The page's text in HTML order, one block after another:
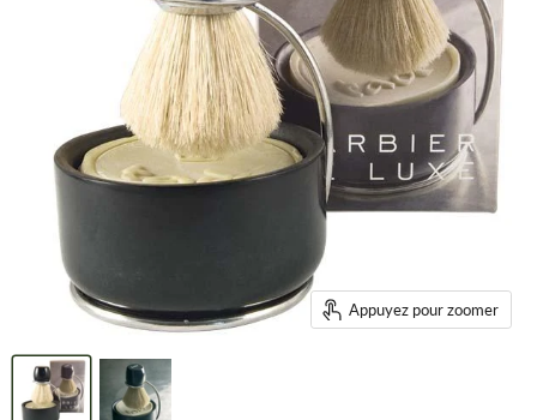
Appuyez pour zoomer